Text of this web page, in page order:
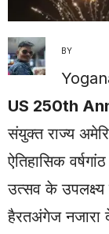
BY
US 250th
संयुक्त राज्य
ऐतिहासिक
उत्सव के
हैरतअंगेज नजारा